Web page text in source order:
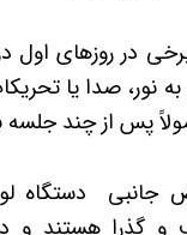
در روزهای اول
نور، صدا یا
پس از چند
جانبی دستگاه
و گذرا هستند و